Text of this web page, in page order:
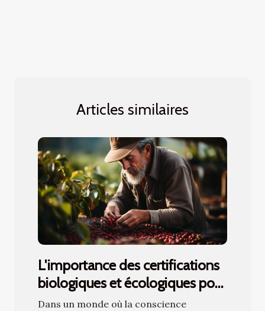
Articles similaires
L'importance des certifications
biologiques et écologiques pour
le café en ligne
Dans un monde où la conscience